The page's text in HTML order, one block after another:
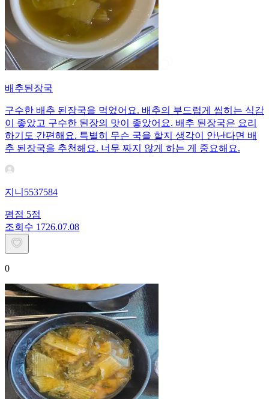
배추된장국
구수한 배추 된장국을 먹었어요. 배추의 부드럽게 씹히는 식감
이 좋았고 구수한 된장의 맛이 좋았어요. 배추 된장국은 요리
하기도 간편해요. 특별히 무슨 국을 할지 생각이 안난다면 배
추 된장국을 추천해요. 너무 짜지 않게 하는 게 중요해요.
지니5537584
평점 5점
조회수 1726.07.08
0